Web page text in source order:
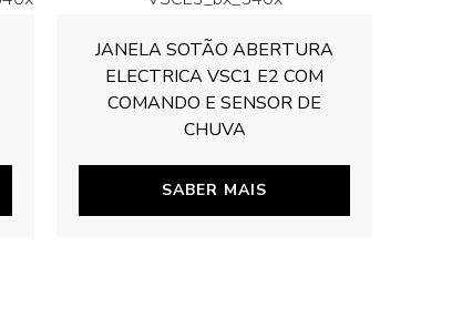
JANELA SOTÃO ABERTURA
ELECTRICA VSC1 E2 COM
COMANDO E SENSOR DE
CHUVA
SABER MAIS